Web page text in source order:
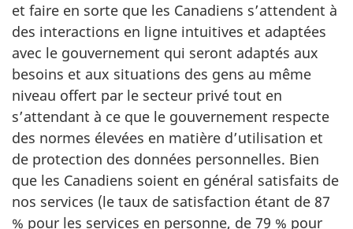
et faire en sorte que les Canadiens s’attendent à
des interactions en ligne intuitives et adaptées
avec le gouvernement qui seront adaptés aux
besoins et aux situations des gens au même
niveau offert par le secteur privé tout en
s’attendant à ce que le gouvernement respecte
des normes élevées en matière d’utilisation et
de protection des données personnelles. Bien
que les Canadiens soient en général satisfaits de
nos services (le taux de satisfaction étant de 87
% pour les services en personne, de 79 % pour